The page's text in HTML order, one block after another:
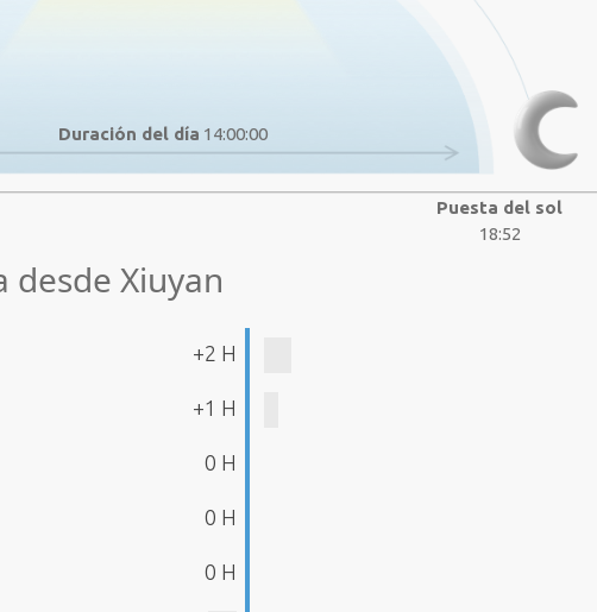
Duración del día 14:00:00
Puesta del sol
18:52
Xiuyan
+2 H
+1 H
0 H
0 H
0 H